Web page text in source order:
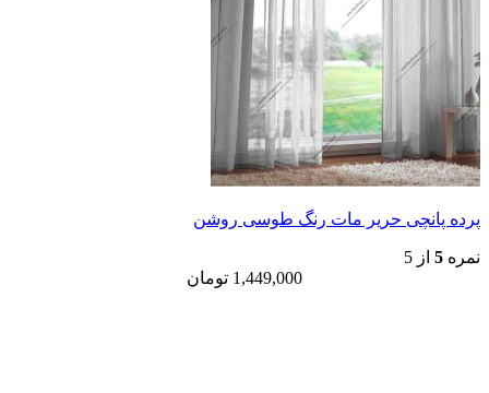
پرده پانچی حریر مات رنگ طوسی روشن
نمره5 از 5
1,449,000 تومان